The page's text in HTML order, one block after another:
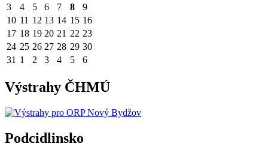
3
4 5 6 7 8
9
10 11 12 13 14 15 16
17 18 19 20 21 22 23
24 25 26 27 28 29 30
31 1 2 3 4 5 6
Výstrahy ČHMÚ
Podcidlinsko